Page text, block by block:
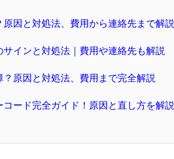
原因と対処法、費用から連絡先まで解説
サインと対処法｜費用や連絡先も解説
？原因と対処法、費用まで完全解説
コード完全ガイド！原因と直し方を解説